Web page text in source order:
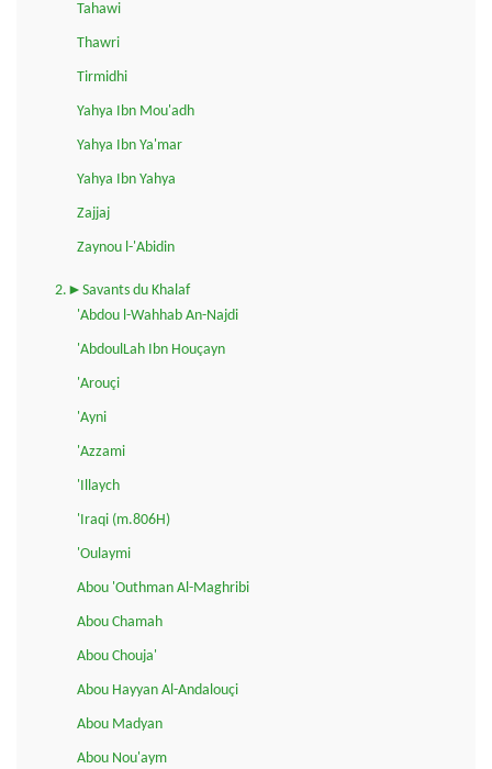
Tahawi
Thawri
Tirmidhi
Yahya Ibn Mou'adh
Yahya Ibn Ya'mar
Yahya Ibn Yahya
Zajjaj
Zaynou l-'Abidin
2.►Savants du Khalaf
'Abdou l-Wahhab An-Najdi
'AbdoulLah Ibn Houçayn
'Arouçi
'Ayni
'Azzami
'Illaych
'Iraqi (m.806H)
'Oulaymi
Abou 'Outhman Al-Maghribi
Abou Chamah
Abou Chouja'
Abou Hayyan Al-Andalouçi
Abou Madyan
Abou Nou'aym